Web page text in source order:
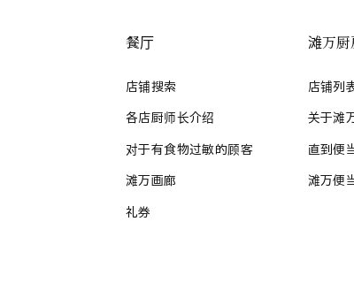
餐厅
店铺搜索
各店厨师长介绍
对于有食物过敏的顾客
滩万画廊
礼券
滩万厨
店铺列
关于滩
直到便
滩万便